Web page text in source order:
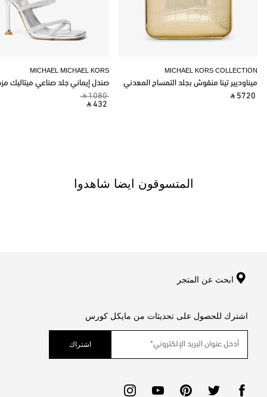
MICHAEL MICHAEL KORS
صندل إيماني جلد صناعي ميتاليك
‎ ⃁ 1080 ‎
‎ ⃁ 432 ‎
MICHAEL KORS COLLECTION
ميناوديير تينا منقوش بجلد التمساح المعدني
‎ ⃁ 5720 ‎
المتسوقون ايضا شاهدوا
ابحث عن المتجر
اشترك للحصول على تحديثات من مايكل كورس
اشتراك